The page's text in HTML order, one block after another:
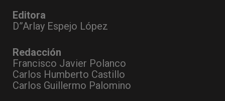
Editora
D”Arlay Espejo López
Redacción
Francisco Javier Polanco
Carlos Humberto Castillo
Carlos Guillermo Palomino